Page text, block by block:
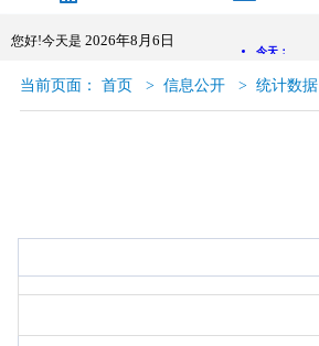
您好!今天是 2026年8月6日
当前页面： 首页 > 信息公开 > 统计数据